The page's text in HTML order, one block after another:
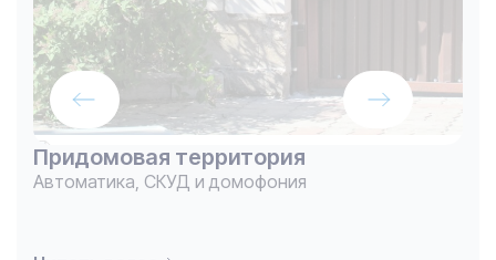
Придомовая территория
Автоматика, СКУД и домофония